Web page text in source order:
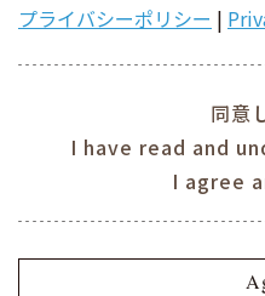
プライバシーポリシー |
同意
I have read and
I agree